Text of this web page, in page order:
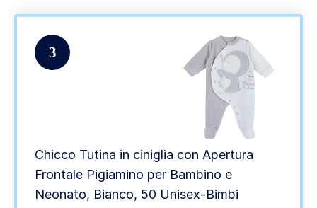
3
Chicco Tutina in ciniglia con Apertura
Frontale Pigiamino per Bambino e
Neonato, Bianco, 50 Unisex-Bimbi